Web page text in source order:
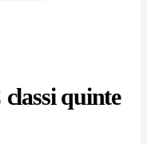
quinte